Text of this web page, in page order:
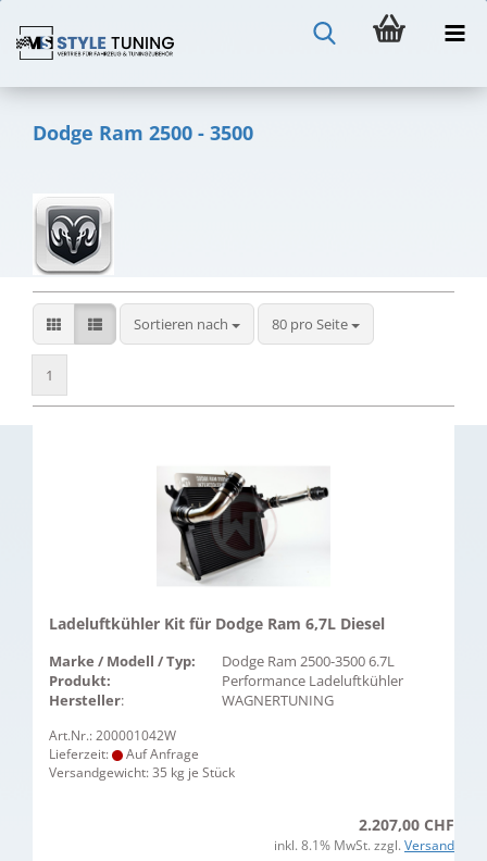
Dodge Ram 2500 - 3500
Sortieren nach
Sortieren nach 80 pro Seite
pro Seite
1
Ladeluftkühler Kit für Dodge Ram 6,7L Diesel
Marke / Modell / Typ:
Dodge Ram 2500-3500 6.7L
Produkt:
Performance Ladeluftkühler
Hersteller: WAGNERTUNING
Art.Nr.: 200001042W
Lieferzeit:
Auf Anfrage
Versandgewicht:35 kg je Stück
2.207,00 CHF
inkl. 8.1% MwSt. zzgl. Versand